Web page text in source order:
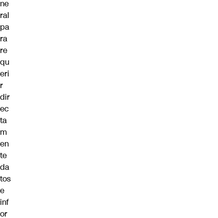
ne
ral
pa
ra
re
qu
eri
r
dir
ec
ta
m
en
te
da
tos
e
inf
or